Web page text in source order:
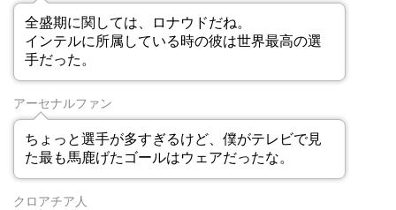
全盛期に関しては、ロナウドだね。
インテルに所属している時の彼は世界最高の選
手だった。
アーセナルファン
ちょっと選手が多すぎるけど、僕がテレビで見
た最も馬鹿げたゴールはウェアだったな。
クロアチア人